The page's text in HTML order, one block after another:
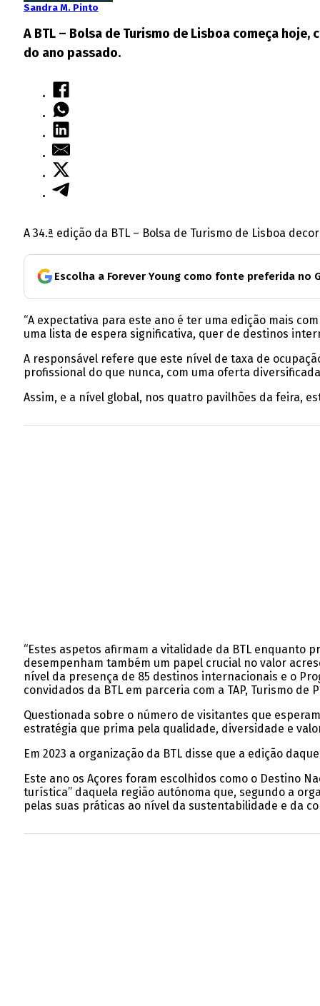
Sandra M. Pinto
A BTL – Bolsa de Turismo de Lisboa começa
do ano passado.
A 34.ª edição da BTL – Bolsa de Turismo de Lisboa
Escolha a Forever Young como fonte preferida no
“A expectativa para este ano é ter uma edição mais
uma lista de espera significativa, quer de destinos
A responsável refere que este nível de taxa de
profissional do que nunca, com uma oferta
Assim, e a nível global, nos quatro pavilhões da feira,
“Estes aspetos afirmam a vitalidade da BTL enquanto
desempenham também um papel crucial no valor
nível da presença de 85 destinos internacionais e o
convidados da BTL em parceria com a TAP, Turismo de
Questionada sobre o número de visitantes que
estratégia que prima pela qualidade, diversidade e
Em 2023 a organização da BTL disse que a edição
Este ano os Açores foram escolhidos como o Destino
turística” daquela região autónoma que, segundo a
pelas suas práticas ao nível da sustentabilidade e da